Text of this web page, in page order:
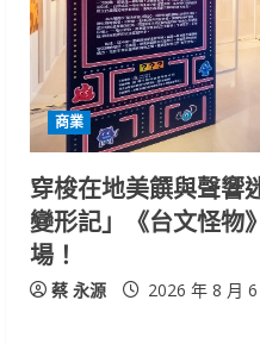
商業
穿梭在地美饌與聲響
變形記」《台文怪物
場！
蔡 永源 2026 年 8 月 6